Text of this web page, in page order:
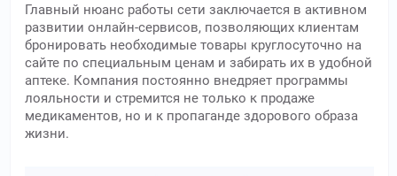
Главный нюанс работы сети заключается в активном
развитии онлайн-сервисов, позволяющих клиентам
бронировать необходимые товары круглосуточно на
сайте по специальным ценам и забирать их в удобной
аптеке. Компания постоянно внедряет программы
лояльности и стремится не только к продаже
медикаментов, но и к пропаганде здорового образа
жизни.